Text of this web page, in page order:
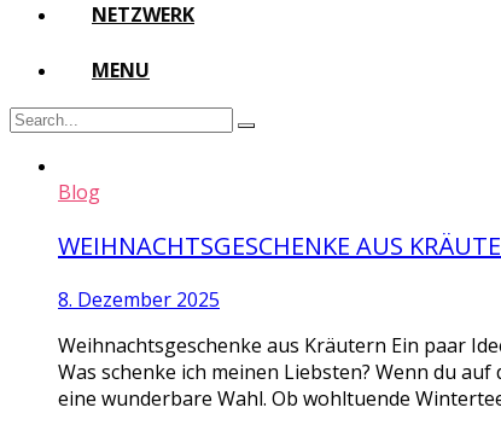
NETZWERK
MENU
Blog
WEIHNACHTSGESCHENKE AUS
8. Dezember 2025
Weihnachtsgeschenke aus Kräutern Ein paar
Was schenke ich meinen Liebsten? Wenn du
eine wunderbare Wahl. Ob wohltuende